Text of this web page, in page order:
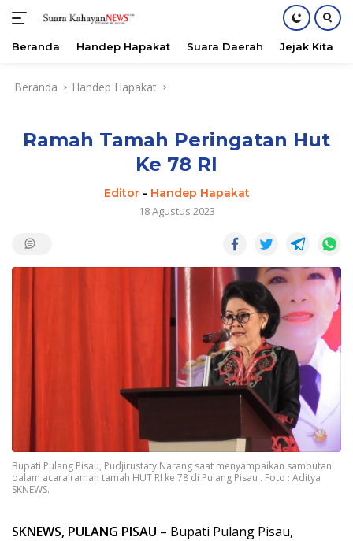
Beranda Handep Hapakat Suara Daerah Jejak Kita
Beranda Handep Hapakat
Ramah Tamah Peringatan Hut
Ke 78 RI
Editor- Handep Hapakat
18 Agustus 2023
Bupati Pulang Pisau, Pudjirustaty Narang saat menyampaikan sambutan
dalam acara ramah tamah HUT RI ke 78 di Pulang Pisau . Foto : Aditya
SKNEWS.
SKNEWS, PULANG PISAU – Bupati Pulang Pisau,